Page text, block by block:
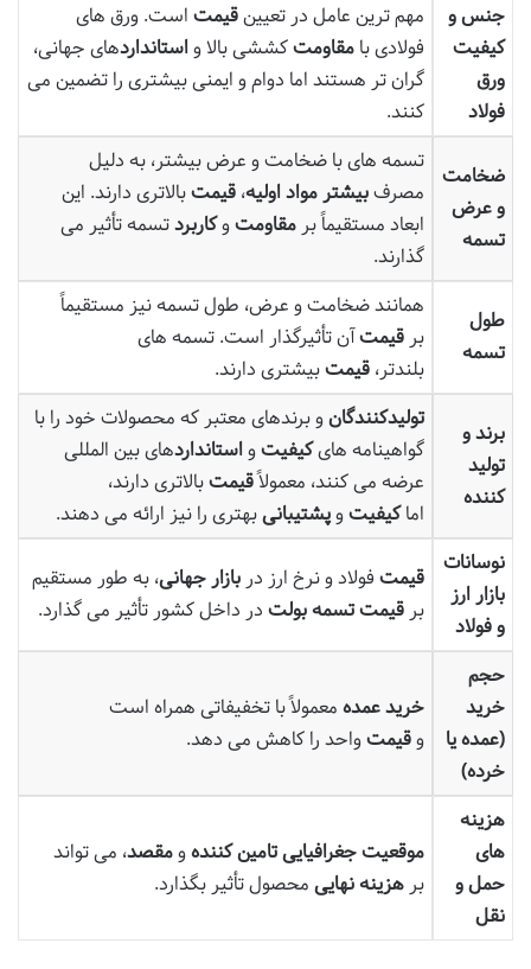
جنس و
کیفیت
ورق
فولاد
مهم ترین عامل در تعیینقیمت است. ورق های
فولادی با مقاومتکششی بالا و استانداردهای جهانی،
گران تر هستند اما دوام و ایمنی بیشتری را تضمین می
کنند.
ضخامت
و عرض
تسمه
تسمه های با ضخامت و عرض بیشتر، به دلیل
مصرفبیشتر مواد اولیه، قیمتبالاتری دارند. این
ابعاد مستقیماً بر مقاومتوکاربردتسمه تأثیر می
گذارند.
طول
تسمه
همانند ضخامت و عرض، طول تسمه نیز مستقیماً
بر قیمتآن تأثیرگذار است. تسمه های
بلندتر، قیمتبیشتری دارند.
برند و
تولید
کننده
تولیدکنندگانو برندهای معتبر که محصولات خود را با
گواهینامه هایکیفیتو استانداردهای بین المللی
عرضه می کنند، معمولاًقیمتبالاتری دارند،
اما کیفیتوپشتیبانیبهتری را نیز ارائه می دهند.
نوسانات
بازار ارز
و فولاد
قیمت فولاد و نرخ ارز در بازار جهانی، به طور مستقیم
بر قیمت تسمه بولت در داخل کشور تأثیر می گذارد.
حجم
خرید
(عمده یا
خرده)
خرید عمده معمولاً با تخفیفاتی همراه است
وقیمتواحد را کاهش می دهد.
هزینه
های
حمل و
نقل
موقعیت جغرافیایی تامین کنندهومقصد، می تواند
بر هزینه نهایی محصول تأثیر بگذارد.